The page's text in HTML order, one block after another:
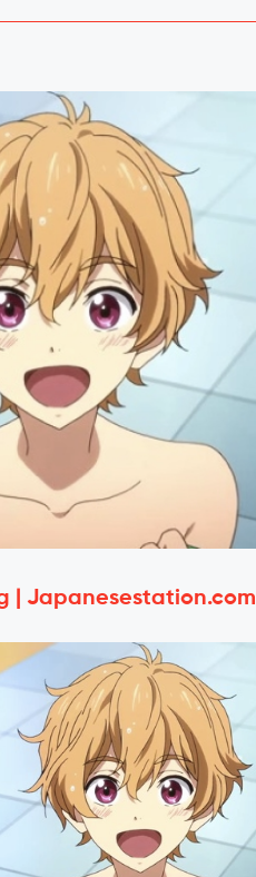
| Japanesestation.com